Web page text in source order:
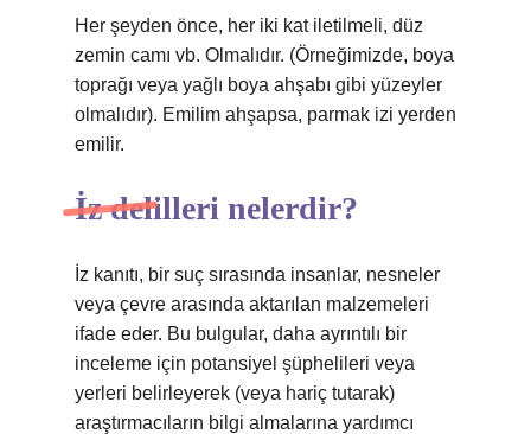
Her şeyden önce, her iki kat iletilmeli, düz
zemin camı vb. Olmalıdır. (Örneğimizde, boya
toprağı veya yağlı boya ahşabı gibi yüzeyler
olmalıdır). Emilim ahşapsa, parmak izi yerden
emilir.
İz delilleri nelerdir?
İz kanıtı, bir suç sırasında insanlar, nesneler
veya çevre arasında aktarılan malzemeleri
ifade eder. Bu bulgular, daha ayrıntılı bir
inceleme için potansiyel şüphelileri veya
yerleri belirleyerek (veya hariç tutarak)
araştırmacıların bilgi almalarına yardımcı